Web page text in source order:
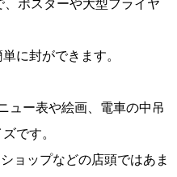
ポスターや大型フライヤ
に封ができます。
ュー表や絵画、電車の中吊
です。
ョップなどの店頭ではあま